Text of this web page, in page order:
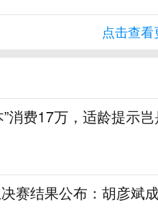
点击查看
消费17万，适龄提示
赛结果公布：胡彦斌